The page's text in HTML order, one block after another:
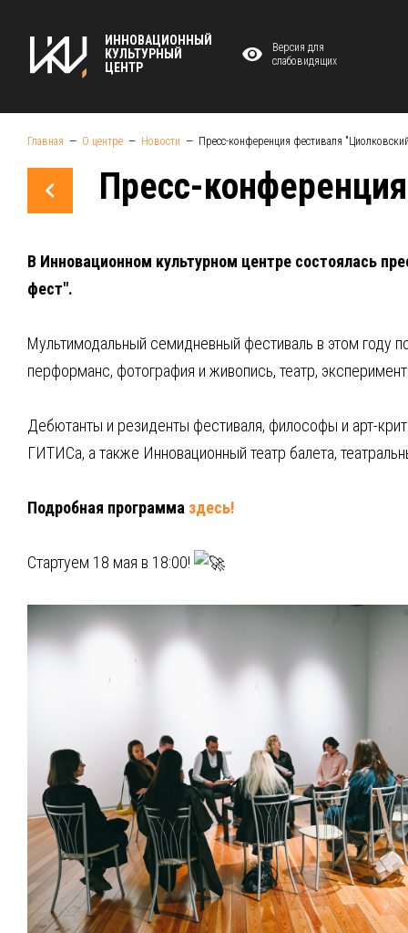
ИННОВАЦИОННЫЙ
КУЛЬТУРНЫЙ
ЦЕНТР
Версия для
слабовидящих
Главная О центре Новости Пресс-конференция фестиваля
Пресс-
В Инновационном культурном центре состоялась
фест".
Мультимодальный семидневный фестиваль в этом году
перформанс, фотография и живопись, театр,
Дебютанты и резиденты фестиваля, философы и арт-
ГИТИСа, а также Инновационный театр балета,
Подробная программа здесь!
Стартуем 18 мая в 18:00!